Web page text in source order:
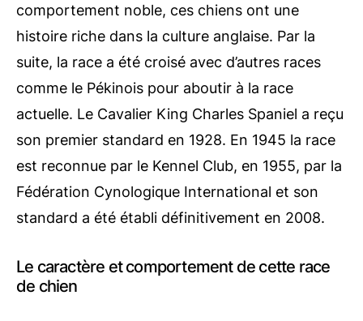
comportement noble, ces chiens ont une
histoire riche dans la culture anglaise. Par la
suite, la race a été croisé avec d’autres races
comme le Pékinois pour aboutir à la race
actuelle. Le Cavalier King Charles Spaniel a reçu
son premier standard en 1928. En 1945 la race
est reconnue par le Kennel Club, en 1955, par la
Fédération Cynologique International et son
standard a été établi définitivement en 2008.
Le caractère et comportement de cette race
de chien